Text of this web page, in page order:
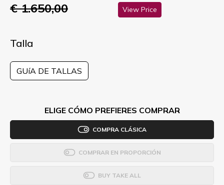
€ 1.650,00 View Price
Talla
GUíA DE TALLAS
ELIGE CÓMO PREFIERES COMPRAR
COMPRA CLÁSICA
COMPRAR EN PROPORCIÓN
BUY TAKE ALL